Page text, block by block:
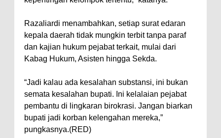
Razaliardi menambahkan, setiap surat edaran
kepala daerah tidak mungkin terbit tanpa paraf
dan kajian hukum pejabat terkait, mulai dari
Kabag Hukum, Asisten hingga Sekda.
“Jadi kalau ada kesalahan substansi, ini bukan
semata kesalahan bupati. Ini kelalaian pejabat
pembantu di lingkaran birokrasi. Jangan biarkan
bupati jadi korban kelengahan mereka,”
pungkasnya.(RED)